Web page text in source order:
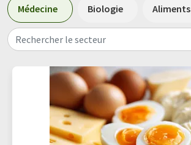
Médecine Biologie Aliments
Rechercher le secteur